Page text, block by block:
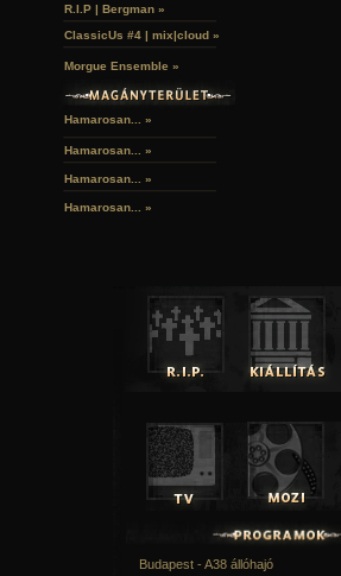
R.I.P | Bergman »
ClassicUs #4 | mix|cloud »
Morgue Ensemble »
Hamarosan... »
Hamarosan... »
Hamarosan... »
Hamarosan... »
Budapest - A38 állóhajó